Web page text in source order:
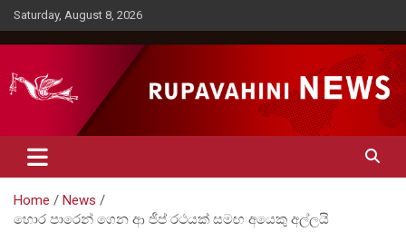
Skip
to
content
Saturday, August 8, 2026
Rupavahini News
Home
News
හොර පාරෙන් ගෙන ආ ජීප් රථයක් සමඟ අයෙකු අල්ලයි